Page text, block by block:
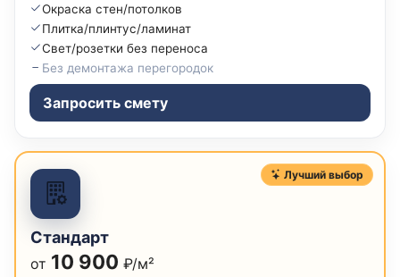
Окраска стен/потолков
Плитка/плинтус/ламинат
Свет/розетки без переноса
Без демонтажа перегородок
Запросить смету
Лучший выбор
Стандарт
от 10 900 ₽/м²